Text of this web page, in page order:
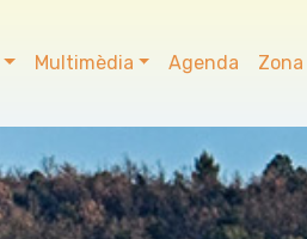
Multimèdia Agenda